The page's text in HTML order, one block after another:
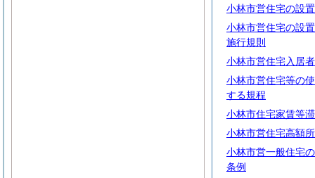
小林市営住宅の設
小林市営住宅の設
施行規則
小林市営住宅入居
小林市営住宅等の
する規程
小林市住宅家賃等
小林市営住宅高額
小林市営一般住宅
条例